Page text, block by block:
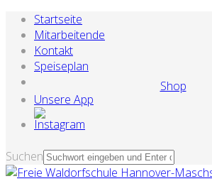
Startseite
Mitarbeitende
Kontakt
Speiseplan
Shop
Unsere App
Suchen